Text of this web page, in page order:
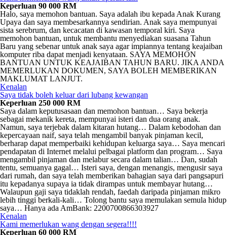
Keperluan 90 000 RM
Halo, saya memohon bantuan. Saya adalah ibu kepada Anak Kurang
Upaya dan saya membesarkannya sendirian. Anak saya mempunyai
sista serebrum, dan kecacatan di kawasan temporal kiri. Saya
memohon bantuan, untuk membantu menyediakan suasana Tahun
Baru yang sebenar untuk anak saya agar impiannya tentang keajaiban
komputer riba dapat menjadi kenyataan. SAYA MEMOHON
BANTUAN UNTUK KEAJAIBAN TAHUN BARU. JIKA ANDA
MEMERLUKAN DOKUMEN, SAYA BOLEH MEMBERIKAN
MAKLUMAT LANJUT.
Kenalan
Saya tidak boleh keluar dari lubang kewangan
Keperluan 250 000 RM
Saya dalam keputusasaan dan memohon bantuan… Saya bekerja
sebagai mekanik kereta, mempunyai isteri dan dua orang anak.
Namun, saya terjebak dalam kitaran hutang… Dalam kebodohan dan
kepercayaan naif, saya telah mengambil banyak pinjaman kecil,
berharap dapat memperbaiki kehidupan keluarga saya… Saya mencari
pendapatan di Internet melalui pelbagai platform dan program… Saya
mengambil pinjaman dan melabur secara dalam talian… Dan, sudah
tentu, semuanya gagal… Isteri saya, dengan menangis, mengusir saya
dari rumah, dan saya telah memberikan bahagian saya dari pangsapuri
itu kepadanya supaya ia tidak dirampas untuk membayar hutang…
Walaupun gaji saya tidaklah rendah, faedah daripada pinjaman mikro
lebih tinggi berkali-kali… Tolong bantu saya memulakan semula hidup
saya… Hanya ada AmBank: 2200700866303927
Kenalan
Kami memerlukan wang dengan segera!!!!
Keperluan 60 000 RM